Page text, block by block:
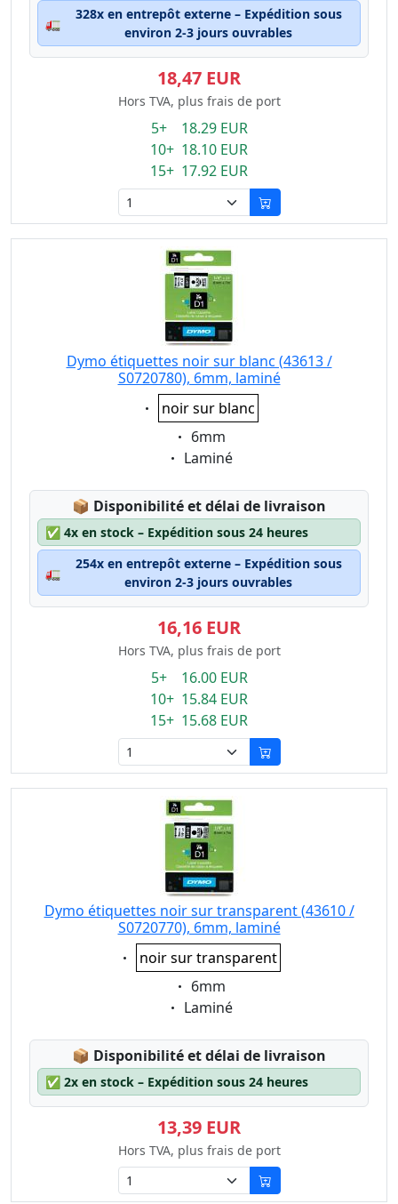
🚛
328x en entrepôt externe – Expédition sous
environ 2-3 jours ouvrables
18,47 EUR
Hors TVA, plus frais de port
5+ 18.29 EUR
10+ 18.10 EUR
15+ 17.92 EUR
Dymo étiquettes noir sur blanc (43613 /
S0720780), 6mm, laminé
Eigenschaft:
noir sur blanc
Eigenschaft:
6mm
Eigenschaft:
Laminé
📦 Lagerstatus:
Disponibilité et délai de livraison
✅ 4x en stock – Expédition sous 24 heures
🚛
254x en entrepôt externe – Expédition sous
environ 2-3 jours ouvrables
16,16 EUR
Hors TVA, plus frais de port
5+ 16.00 EUR
10+ 15.84 EUR
15+ 15.68 EUR
Dymo étiquettes noir sur transparent (43610 /
S0720770), 6mm, laminé
Eigenschaft:
noir sur transparent
Eigenschaft:
6mm
Eigenschaft:
Laminé
📦 Lagerstatus:
Disponibilité et délai de livraison
✅ 2x en stock – Expédition sous 24 heures
13,39 EUR
Hors TVA, plus frais de port